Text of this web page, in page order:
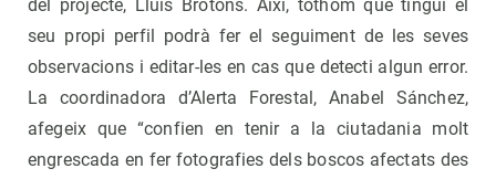
del projecte, Lluís Brotons. Així, tothom que tingui el
seu propi perfil podrà fer el seguiment de les seves
observacions i editar-les en cas que detecti algun error.
La coordinadora d’Alerta Forestal, Anabel Sánchez,
afegeix que “confien en tenir a la ciutadania molt
engrescada en fer fotografies dels boscos afectats des